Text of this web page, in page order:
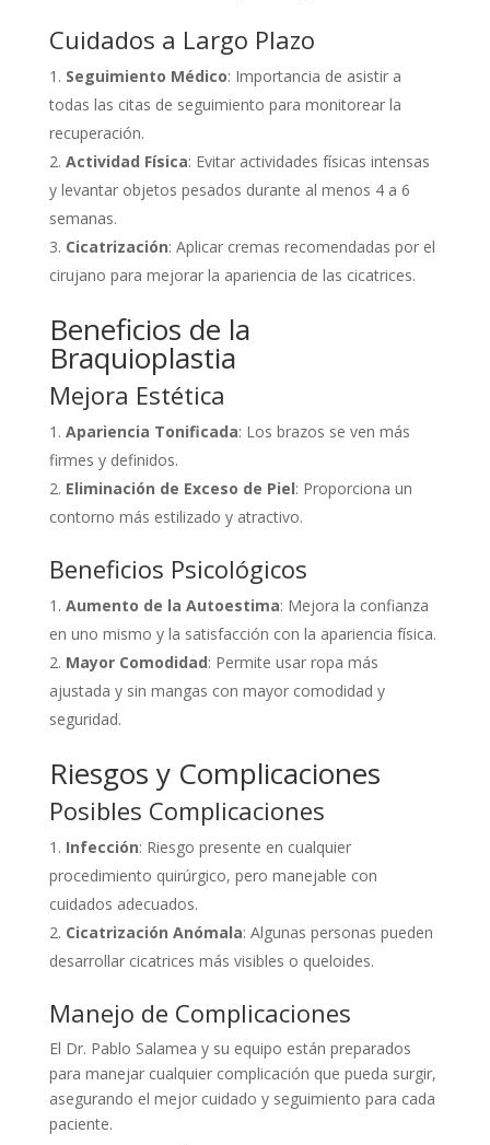
Cuidados a Largo Plazo
Seguimiento Médico: Importancia de asistir a
todas las citas de seguimiento para monitorear la
recuperación.
Actividad Física: Evitar actividades físicas intensas
y levantar objetos pesados durante al menos 4 a 6
semanas.
Cicatrización: Aplicar cremas recomendadas por el
cirujano para mejorar la apariencia de las cicatrices.
Beneficios de la
Braquioplastia
Mejora Estética
Apariencia Tonificada: Los brazos se ven más
firmes y definidos.
Eliminación de Exceso de Piel: Proporciona un
contorno más estilizado y atractivo.
Beneficios Psicológicos
Aumento de la Autoestima: Mejora la confianza
en uno mismo y la satisfacción con la apariencia física.
Mayor Comodidad: Permite usar ropa más
ajustada y sin mangas con mayor comodidad y
seguridad.
Riesgos y Complicaciones
Posibles Complicaciones
Infección: Riesgo presente en cualquier
procedimiento quirúrgico, pero manejable con
cuidados adecuados.
Cicatrización Anómala: Algunas personas pueden
desarrollar cicatrices más visibles o queloides.
Manejo de Complicaciones
El Dr. Pablo Salamea y su equipo están preparados
para manejar cualquier complicación que pueda surgir,
asegurando el mejor cuidado y seguimiento para cada
paciente.